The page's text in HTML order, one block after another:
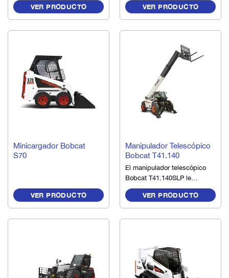
en diversos tipos de
aplicaciones, con su
durabilidad, calidad y
Bobcat, entrega diseños
simples, confiables y
preocupados en el
operador.
VER PRODUCTO
su potencia, fuerza de
empuje, capacidad de
flotación y elevación se ha
las cargadoras más
poderosas, cómodas y
versátiles de la industria
VER PRODUCTO
Minicargador Bobcat
S70
VER PRODUCTO
Manipulador Telescópico
Bobcat T41.140
El manipulador telescópico
Bobcat T41.140SLP le
permite realizar trabajos
exigentes con mayor
potencia y capacidad de
elevación, con el podrá
gravedad, la larga distancia
entre ejes, el contrapeso y
la óptima distribución del
VER PRODUCTO